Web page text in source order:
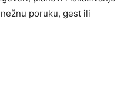
poruku, gest ili